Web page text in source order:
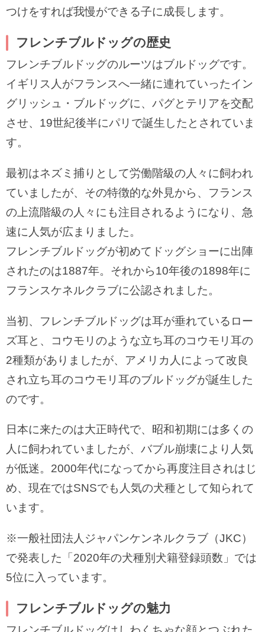
つけをすれば我慢ができる子に成長します。
フレンチブルドッグの歴史
フレンチブルドッグのルーツはブルドッグです。
イギリス人がフランスへ一緒に連れていったイン
グリッシュ・ブルドッグに、パグとテリアを交配
させ、19世紀後半にパリで誕生したとされていま
す。
最初はネズミ捕りとして労働階級の人々に飼われ
ていましたが、その特徴的な外見から、フランス
の上流階級の人々にも注目されるようになり、急
速に人気が広まりました。
フレンチブルドッグが初めてドッグショーに出陣
されたのは1887年。それから10年後の1898年に
フランスケネルクラブに公認されました。
当初、フレンチブルドッグは耳が垂れているロー
ズ耳と、コウモリのような立ち耳のコウモリ耳の
2種類がありましたが、アメリカ人によって改良
され立ち耳のコウモリ耳のブルドッグが誕生した
のです。
日本に来たのは大正時代で、昭和初期には多くの
人に飼われていましたが、バブル崩壊により人気
が低迷。2000年代になってから再度注目されはじ
め、現在ではSNSでも人気の犬種として知られて
います。
※一般社団法人ジャパンケンネルクラブ（JKC）
で発表した「2020年の犬種別犬籍登録頭数」では
5位に入っています。
フレンチブルドッグの魅力